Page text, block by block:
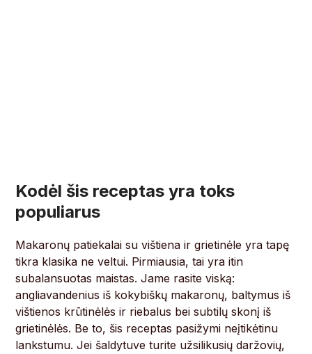
Kodėl šis receptas yra toks
populiarus
Makaronų patiekalai su vištiena ir grietinėle yra tapę
tikra klasika ne veltui. Pirmiausia, tai yra itin
subalansuotas maistas. Jame rasite viską:
angliavandenius iš kokybiškų makaronų, baltymus iš
vištienos krūtinėlės ir riebalus bei subtilų skonį iš
grietinėlės. Be to, šis receptas pasižymi neįtikėtinu
lankstumu. Jei šaldytuve turite užsilikusių daržovių,